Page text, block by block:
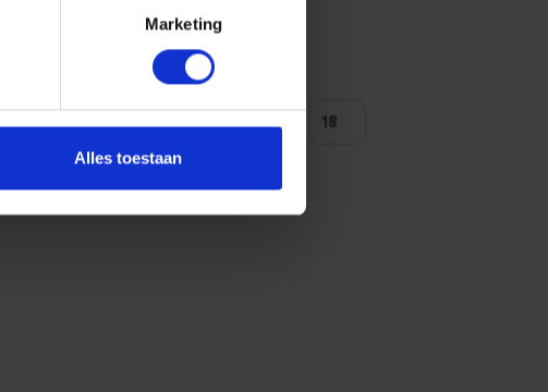
Marketing
Alles toestaan
Aantal producten tonen